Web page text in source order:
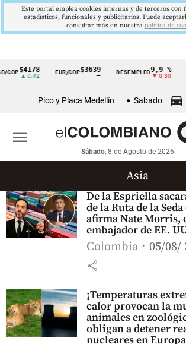
Cintillo
económicos
Colombia
COP$4178
▲ 0.42
EUR/COP$3639
—
DESEMPLEO9,9 %
▼ 0.30
Pico y Placa Medellín Sabado
Sábado, 8 de Agosto de 2026
menu
Asia
De la Espriella
de la Ruta de la
afirma Nate Morris,
embajador de EE.
Colombia 05/08/
share
¡Temperaturas
calor provocan la
animales en
obligan a detener
nucleares en Europa
Este portal emplea cookies internas y de terceros con
estadísticos, funcionales y publicitarios. Puede
consultar más en nuestra politica de